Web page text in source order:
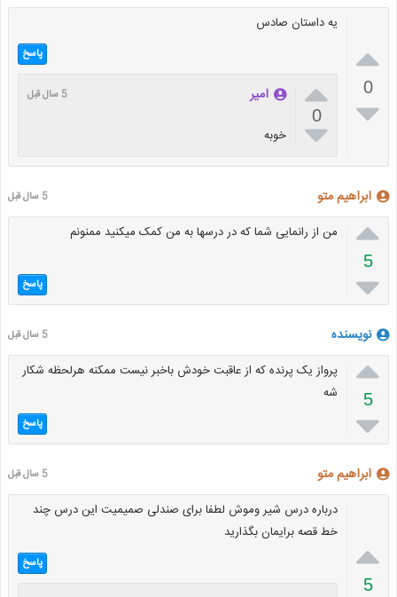

0

یه داستان صادس
پاسخ

0

امیر 5 سال قبل
خوبه
ابراهیم متو 5 سال قبل

5

من از رانمایی شما که در درسها به من کمک میکنید ممنونم
پاسخ
نویسنده 5 سال قبل

5

پرواز یک پرنده که از عاقبت خودش باخبر نیست ممکنه هرلحظه شکار
شه
پاسخ
ابراهیم متو 5 سال قبل

5
درباره درس شیر وموش لطفا برای صندلی صمیمیت این درس چند
خط قصه برایمان بگذارید
پاسخ